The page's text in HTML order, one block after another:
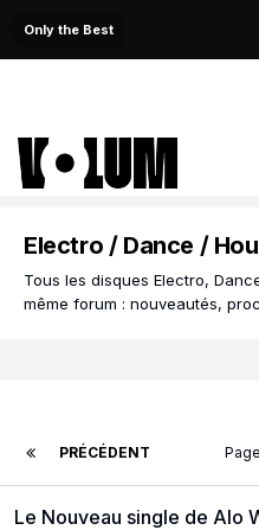
Only the Best
Electro / Dance /
Tous les disques Electro,
même forum : nouveautés,
PRÉCÉDENT
Le Nouveau single de Alo